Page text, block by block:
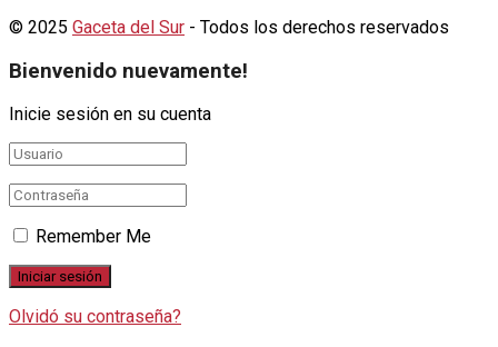
© 2025 Gaceta del Sur - Todos los derechos reservados
Bienvenido nuevamente!
Inicie sesión en su cuenta
Remember Me
Olvidó su contraseña?